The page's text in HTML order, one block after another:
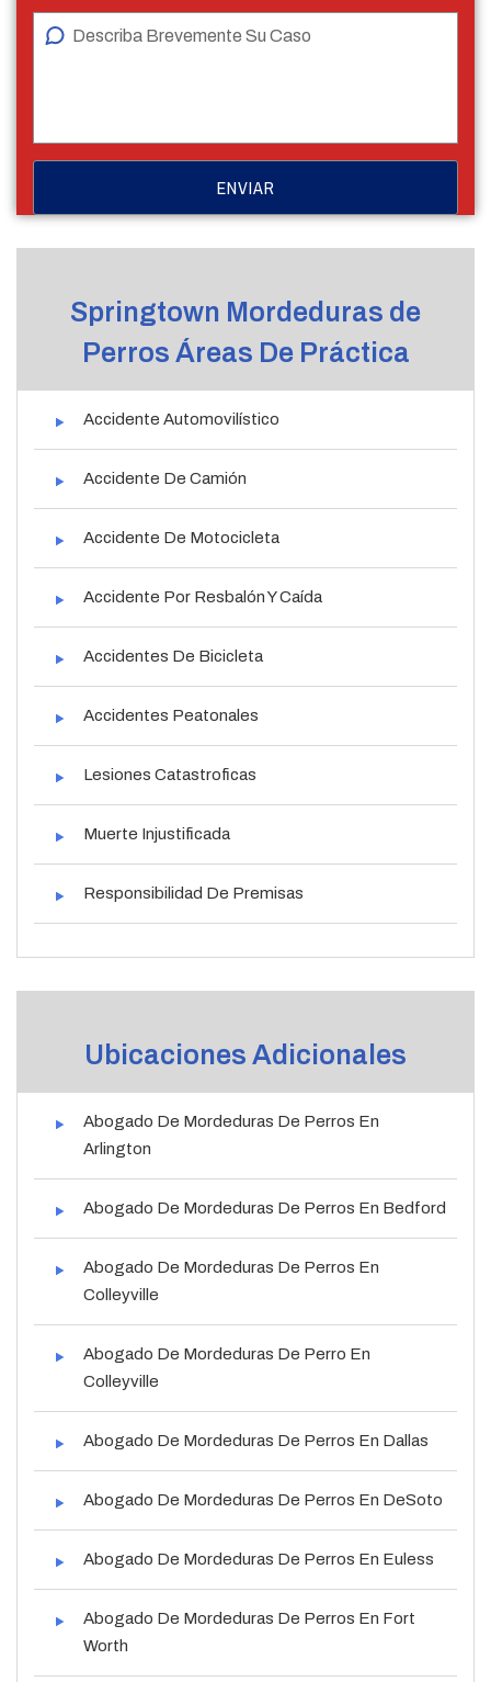
Springtown Mordeduras de
Perros Áreas De Práctica
Accidente Automovilístico
Accidente De Camión
Accidente De Motocicleta
Accidente Por Resbalón Y Caída
Accidentes De Bicicleta
Accidentes Peatonales
Lesiones Catastroficas
Muerte Injustificada
Responsibilidad De Premisas
Ubicaciones Adicionales
Abogado De Mordeduras De Perros En
Arlington
Abogado De Mordeduras De Perros En Bedford
Abogado De Mordeduras De Perros En
Colleyville
Abogado De Mordeduras De Perro En
Colleyville
Abogado De Mordeduras De Perros En Dallas
Abogado De Mordeduras De Perros En DeSoto
Abogado De Mordeduras De Perros En Euless
Abogado De Mordeduras De Perros En Fort
Worth